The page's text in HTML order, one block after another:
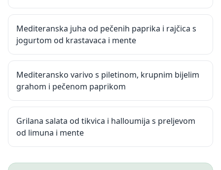
Mediteranska juha od pečenih paprika i rajčica s
jogurtom od krastavaca i mente
Mediteransko varivo s piletinom, krupnim bijelim
grahom i pečenom paprikom
Grilana salata od tikvica i halloumija s preljevom
od limuna i mente